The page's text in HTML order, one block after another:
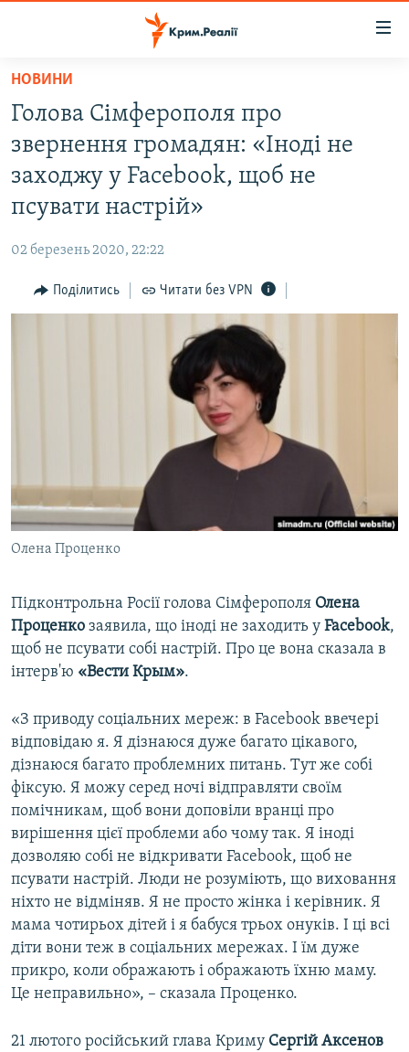
Перейти
основного
матеріалу
Перейти
до
основної
Перейти
пошуку
ВІДЕО ТА ФОТО
ПОГЛЯД
ІНТЕРВ'Ю
УКРАЇНСЬКА ПРОБЛЕМА КРИМУ
ІНФОГРАФІКА
ЯК ОБІЙТИ БЛОКУВАННЯ
ДОЛУЧАЙСЯ!
Усі сайти RFE/RL
НОВИНИ
Голова Сімферополя про
звернення громадян: «Іноді не
заходжу у Facebook, щоб не
псувати настрій»
02 березень 2020, 22:22
Поділитись Читати без VPN
Олена Проценко
Підконтрольна Росії голова Сімферополя Олена
Проценко заявила, що іноді не заходить у Facebook,
щоб не псувати собі настрій. Про це вона сказала в
інтерв'ю «Вести Крым».
«З приводу соціальних мереж: в Facebook ввечері
відповідаю я. Я дізнаюся дуже багато цікавого,
дізнаюся багато проблемних питань. Тут же собі
фіксую. Я можу серед ночі відправляти своїм
помічникам, щоб вони доповіли вранці про
вирішення цієї проблеми або чому так. Я іноді
дозволяю собі не відкривати Facebook, щоб не
псувати настрій. Люди не розуміють, що виховання
ніхто не відміняв. Я не просто жінка і керівник. Я
мама чотирьох дітей і я бабуся трьох онуків. І ці всі
діти вони теж в соціальних мережах. І їм дуже
прикро, коли ображають і ображають їхню маму.
Це неправильно», – сказала Проценко.
21 лютого російський глава Криму Сергій Аксенов